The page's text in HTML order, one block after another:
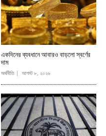
একদিনের ব্যবধানে আবারও বাড়লো স্বর্ণের
দাম
অর্থনীতি আগস্ট ৮, ২০২৬